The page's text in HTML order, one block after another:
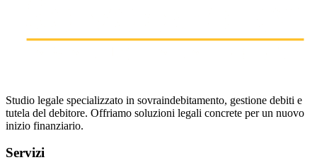
Studio legale specializzato in sovraindebitamento, gestione debiti e
tutela del debitore. Offriamo soluzioni legali concrete per un nuovo
inizio finanziario.
Servizi